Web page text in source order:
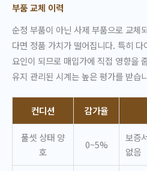
부품 교체 이력
순정 부품이 아닌 사제 부품으로 교체
다면 정품 가치가 떨어집니다. 특히
요인이 되므로 매입가에 직접 영향을
유지 관리된 시계는 높은 평가를 받습
컨디션 감가율
풀셋 상태 양
호
0~5%
보증
없음